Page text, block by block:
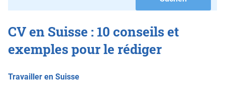
CV en Suisse : 10 conseils et
exemples pour le rédiger
Travailler en Suisse